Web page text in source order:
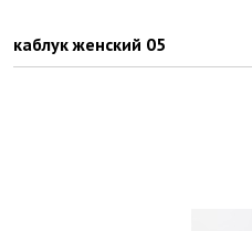
каблук женский 05